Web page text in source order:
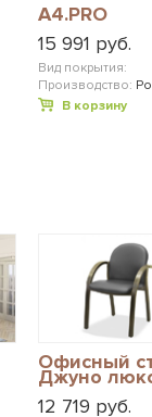
A4.PRO
15 991 руб.
Вид покрытия:
Производство:
В корзину
Офисный
Джуно
12 719 руб.